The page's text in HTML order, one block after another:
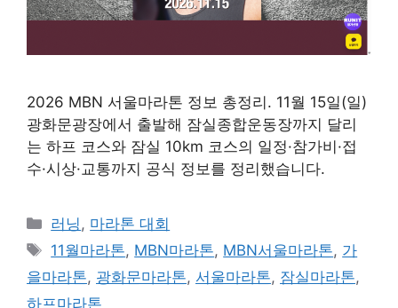
2026 MBN 서울마라톤 정보 총정리. 11월 15일(일)
광화문광장에서 출발해 잠실종합운동장까지 달리
는 하프 코스와 잠실 10km 코스의 일정·참가비·접
수·시상·교통까지 공식 정보를 정리했습니다.
카
테
리
러닝, 마라톤 대회
태
그
11월마라톤, MBN마라톤, MBN서울마라톤, 가
을마라톤, 광화문마라톤, 서울마라톤, 잠실마라톤,
하프마라톤